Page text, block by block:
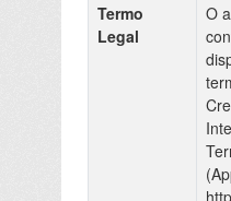
Termo
Legal
O